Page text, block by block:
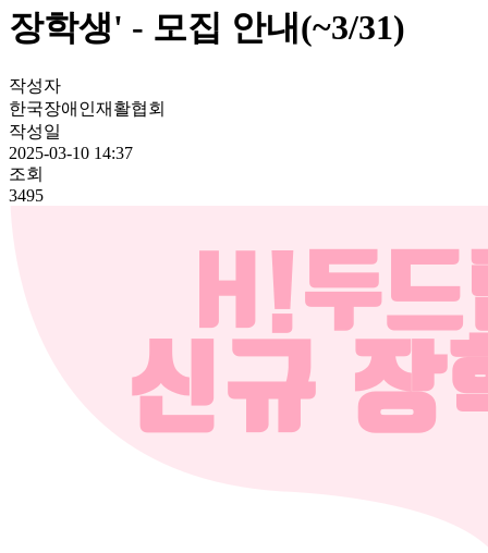
장학생' - 모집 안내(~3/31)
작성자
한국장애인재활협회
작성일
2025-03-10 14:37
조회
3495